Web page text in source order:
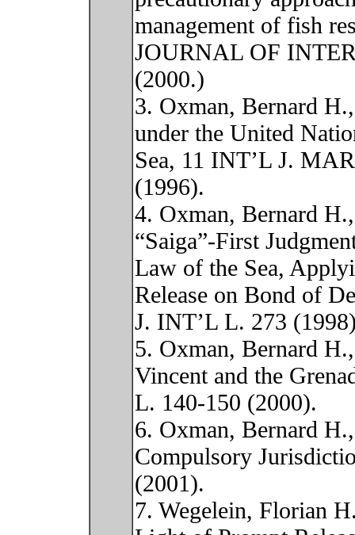
management of fish
JOURNAL OF
(2000.)
3. Oxman, Bernard
under the United
Sea, 11 INT’L J.
(1996).
4. Oxman, Bernard
“Saiga”-First
Law of the Sea,
Release on Bond of
J. INT’L L. 273
5. Oxman, Bernard
Vincent and the
L. 140-150 (2000).
6. Oxman, Bernard
Compulsory
(2001).
7. Wegelein, Florian